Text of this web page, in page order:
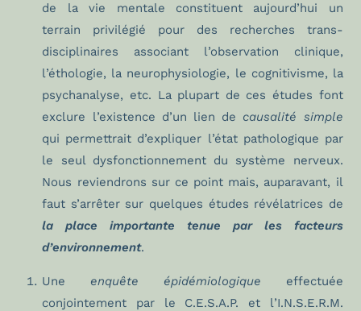
de la vie mentale constituent aujourd’hui un
terrain privilégié pour des recherches trans-
disciplinaires associant l’observation clinique,
l’éthologie, la neurophysiologie, le cognitivisme, la
psychanalyse, etc. La plupart de ces études font
exclure l’existence d’un lien de causalité simple
qui permettrait d’expliquer l’état pathologique par
le seul dysfonctionnement du système nerveux.
Nous reviendrons sur ce point mais, auparavant, il
faut s’arrêter sur quelques études révélatrices de
la place importante tenue par les facteurs
d’environnement.
Une enquête épidémiologique effectuée
conjointement par le C.E.S.A.P. et l’I.N.S.E.R.M.